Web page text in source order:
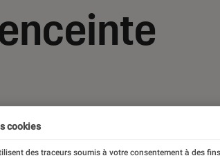
cookies
des traceurs soumis à votre consentement à des